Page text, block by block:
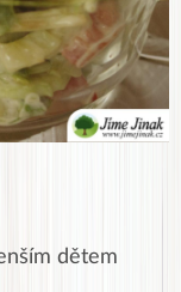
dětem